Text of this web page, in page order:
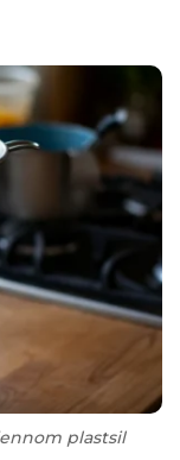
plastsil